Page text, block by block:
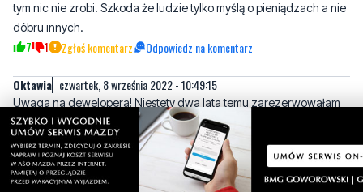
Naprawdę tak bardzo trudno jest się ruszyć w miejsce gdzie się
wydaje decyzję albo chociaż sprawdzić w google map że to
miejsce nie nadaje się do zamieszkania. A nie później płacz. I nikt z
dóbru innych.
7 1 Zgłoś komentarz Odpowiedz na komentarz
Oktawia czwartek, 8 września 2022 - 10:49:15
Uwaga na dewelopera! Niestety dwa lata temu zarezerwowałam
tu mieszkanie wpłacając opłatę rezerwacyjną. Do tej pory nie